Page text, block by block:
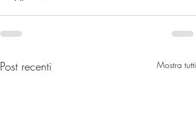
Post recenti Mostra tutti